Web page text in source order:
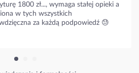
stałej opieki a
podpowiedź 😓